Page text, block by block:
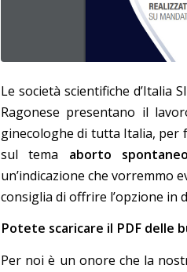
Le società scientifiche d’Italia
Ragonese presentano il
ginecologhe di tutta Italia, per
sul tema aborto
un’indicazione che vorremmo
consiglia di offrire l’opzione in
Potete scaricare il PDF delle
Per noi è un onore che la